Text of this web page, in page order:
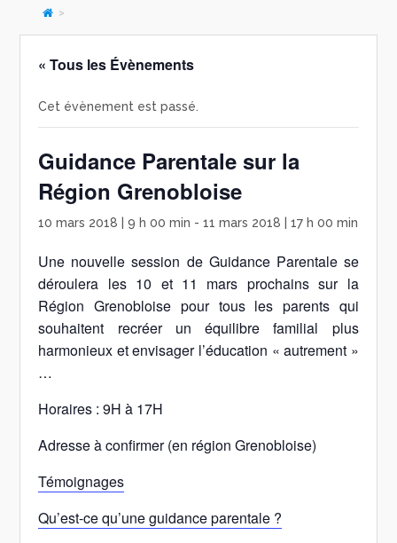
>
« Tous les Évènements
Cet évènement est passé.
Guidance Parentale sur la
Région Grenobloise
10 mars 2018 | 9 h 00 min -11 mars 2018 | 17 h 00 min
Une nouvelle session de Guidance Parentale se
déroulera les 10 et 11 mars prochains sur la
Région Grenobloise pour tous les parents qui
souhaitent recréer unéquilibre familial plus
harmonieux et envisager l’éducation « autrement »
…
Horaires : 9H à 17H
Adresse à confirmer (en région Grenobloise)
Témoignages
Qu’est-ce qu’une guidance parentale ?